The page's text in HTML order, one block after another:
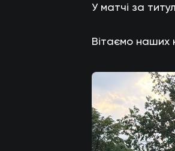
У матчі за
Вітаємо наших